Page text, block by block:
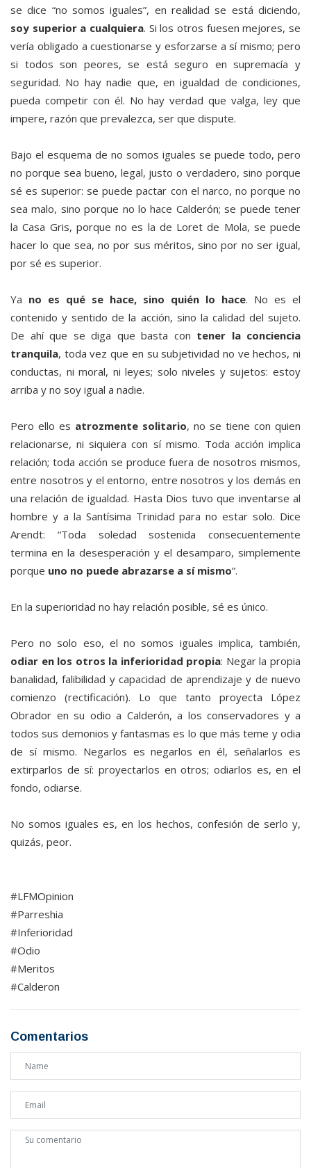
se dice “no somos iguales”, en realidad se está diciendo,
soy superior a cualquiera. Si los otros fuesen mejores, se
vería obligado a cuestionarse y esforzarse a sí mismo; pero
si todos son peores, se está seguro en supremacía y
seguridad. No hay nadie que, en igualdad de condiciones,
pueda competir con él. No hay verdad que valga, ley que
impere, razón que prevalezca, ser que dispute.
Bajo el esquema de no somos iguales se puede todo, pero
no porque sea bueno, legal, justo o verdadero, sino porque
sé es superior: se puede pactar con el narco, no porque no
sea malo, sino porque no lo hace Calderón; se puede tener
la Casa Gris, porque no es la de Loret de Mola, se puede
hacer lo que sea, no por sus méritos, sino por no ser igual,
por sé es superior.
Ya no es qué se hace, sino quién lo hace. No es el
contenido y sentido de la acción, sino la calidad del sujeto.
De ahí que se diga que basta con tener la conciencia
tranquila, toda vez que en su subjetividad no ve hechos, ni
conductas, ni moral, ni leyes; solo niveles y sujetos: estoy
arriba y no soy igual a nadie.
Pero ello es atrozmente solitario, no se tiene con quien
relacionarse, ni siquiera con sí mismo. Toda acción implica
relación; toda acción se produce fuera de nosotros mismos,
entre nosotros y el entorno, entre nosotros y los demás en
una relación de igualdad. Hasta Dios tuvo que inventarse al
hombre y a la Santísima Trinidad para no estar solo. Dice
Arendt: “Toda soledad sostenida consecuentemente
termina en la desesperación y el desamparo, simplemente
porque uno no puede abrazarse a sí mismo”.
En la superioridad no hay relación posible, sé es único.
Pero no solo eso, el no somos iguales implica, también,
odiar en los otros la inferioridad propia: Negar la propia
banalidad, falibilidad y capacidad de aprendizaje y de nuevo
comienzo (rectificación). Lo que tanto proyecta López
Obrador en su odio a Calderón, a los conservadores y a
todos sus demonios y fantasmas es lo que más teme y odia
de sí mismo. Negarlos es negarlos en él, señalarlos es
extirparlos de sí: proyectarlos en otros; odiarlos es, en el
fondo, odiarse.
No somos iguales es, en los hechos, confesión de serlo y,
quizás, peor.
#LFMOpinion
#Parreshia
#Inferioridad
#Odio
#Meritos
#Calderon
Comentarios